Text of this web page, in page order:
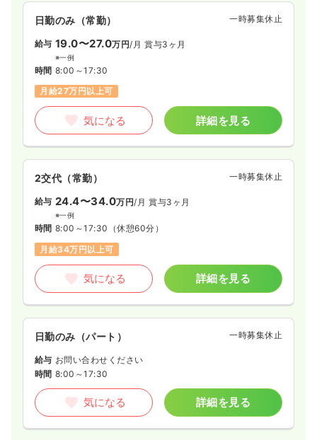
日勤のみ（常勤） 一時募集休止
給与 19.0〜27.0万円/月 賞与3ヶ月
※一例
時間 8:00～17:30
月給27万円以上可
気になる 詳細を見る
2交代（常勤） 一時募集休止
給与 24.4〜34.0万円/月 賞与3ヶ月
※一例
時間 8:00～17:30 （休憩60分）
月給34万円以上可
気になる 詳細を見る
日勤のみ（パート） 一時募集休止
給与 お問い合わせください
時間 8:00～17:30
気になる 詳細を見る